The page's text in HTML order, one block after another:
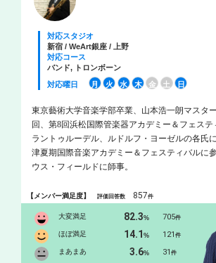
対応スタジオ
新宿 / WeArt銀座 / 上野
対応コース
バンド, トロンボーン
対応曜日
月 火 水 木 金 土 日
東京藝術大学音楽学部卒業、山本浩一朗マスタ
回、第8回浜松国際管楽器アカデミー＆フェス
ラントゥルーデル、ルドルフ・ヨーゼルの各氏
津夏期国際音楽アカデミー＆フェスティバルに
ウス・フィールドに師事。
【メンバー満足度】評価回答数 857件
大変満足 82.3% 705件
ほぼ満足 14.1% 121件
まあまあ 3.6% 31件